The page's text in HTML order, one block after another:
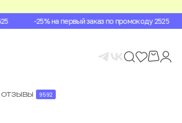
-25% на первый заказ по промокоду 2525
ОТЗЫВЫ 9592